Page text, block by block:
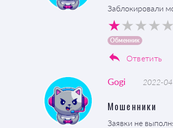
Заблокировали
Обменник
Ответить
Gogi 2022-
Мошенники
Заявки не